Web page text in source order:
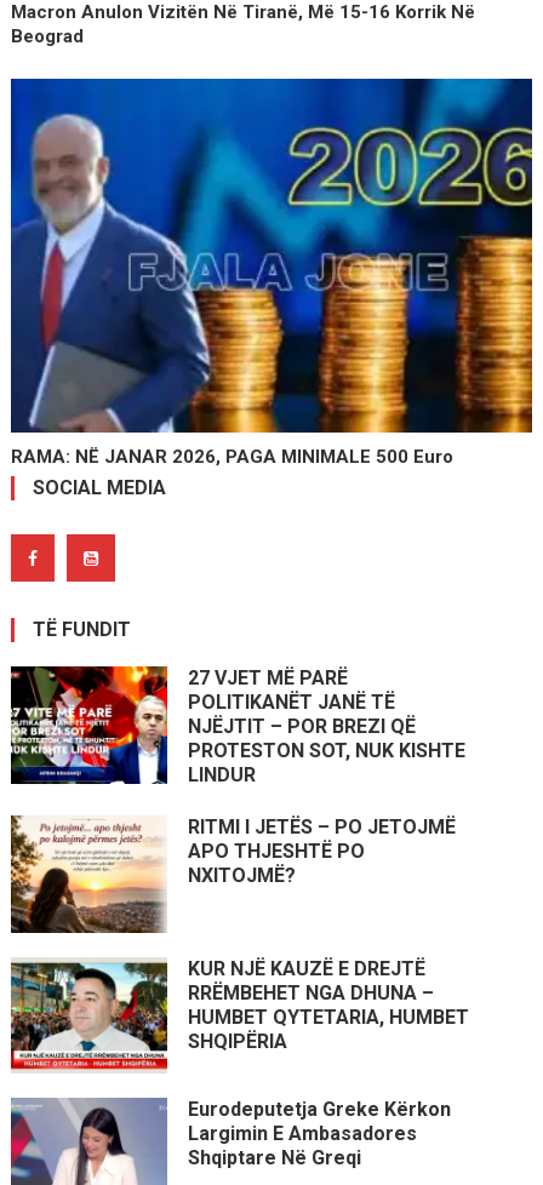
Macron Anulon Vizitën Në Tiranë, Më 15-16 Korrik Në
Beograd
RAMA: NË JANAR 2026, PAGA MINIMALE 500 Euro
SOCIAL MEDIA
TË FUNDIT
27 VJET MË PARË
POLITIKANËT JANË TË
NJËJTIT – POR BREZI QË
PROTESTON SOT, NUK KISHTE
LINDUR
RITMI I JETËS – PO JETOJMË
APO THJESHTË PO
NXITOJMË?
KUR NJË KAUZË E DREJTË
RRËMBEHET NGA DHUNA –
HUMBET QYTETARIA, HUMBET
SHQIPËRIA
Eurodeputetja Greke Kërkon
Largimin E Ambasadores
Shqiptare Në Greqi